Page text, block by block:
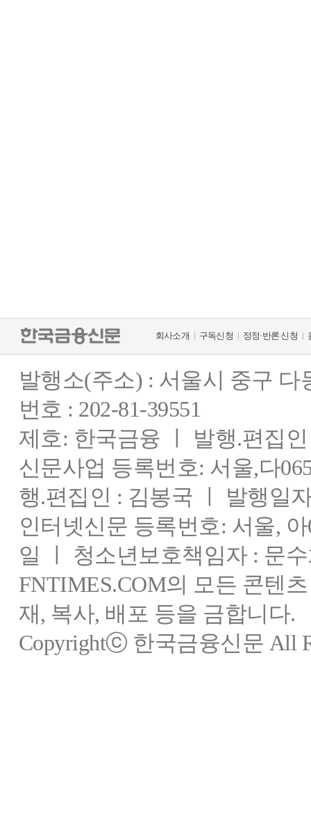
회사소개 구독신청 정정·반론 신청
발행소(주소) : 서울시 중구
번호 : 202-81-39551
제호: 한국금융 ㅣ 발행.편집
신문사업 등록번호: 서울,다
행.편집인 : 김봉국 ㅣ 발행일
인터넷신문 등록번호: 서울,
일 ㅣ 청소년보호책임자 : 문
FNTIMES.COM의 모든 콘텐
재, 복사, 배포 등을 금합니다.
Copyrightⓒ 한국금융신문 All